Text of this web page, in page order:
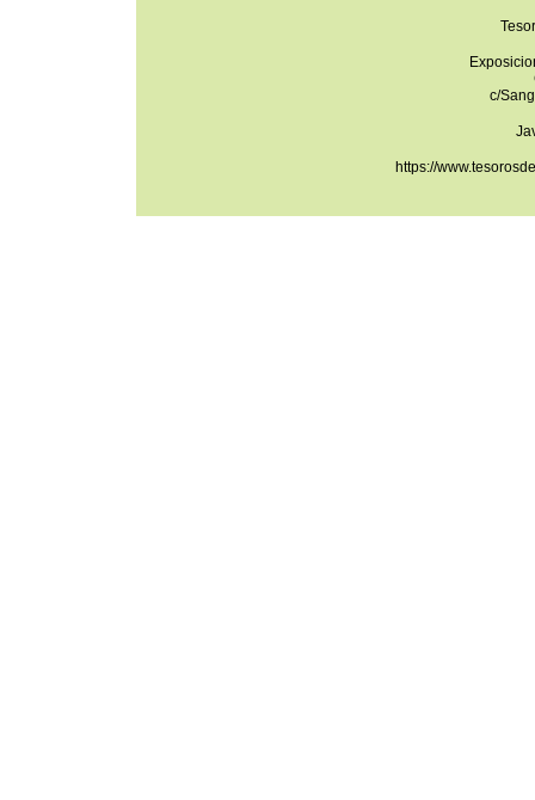
c/
https://